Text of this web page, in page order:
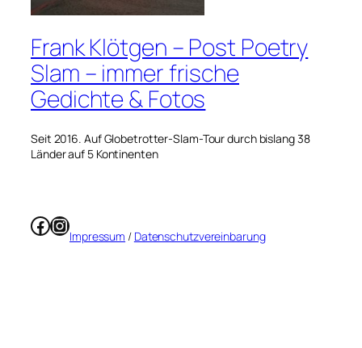
Frank Klötgen – Post Poetry
Slam – immer frische
Gedichte & Fotos
Seit 2016. Auf Globetrotter-Slam-Tour durch bislang 38
Länder auf 5 Kontinenten
Facebook
Instagram
Impressum / Datenschutzvereinbarung